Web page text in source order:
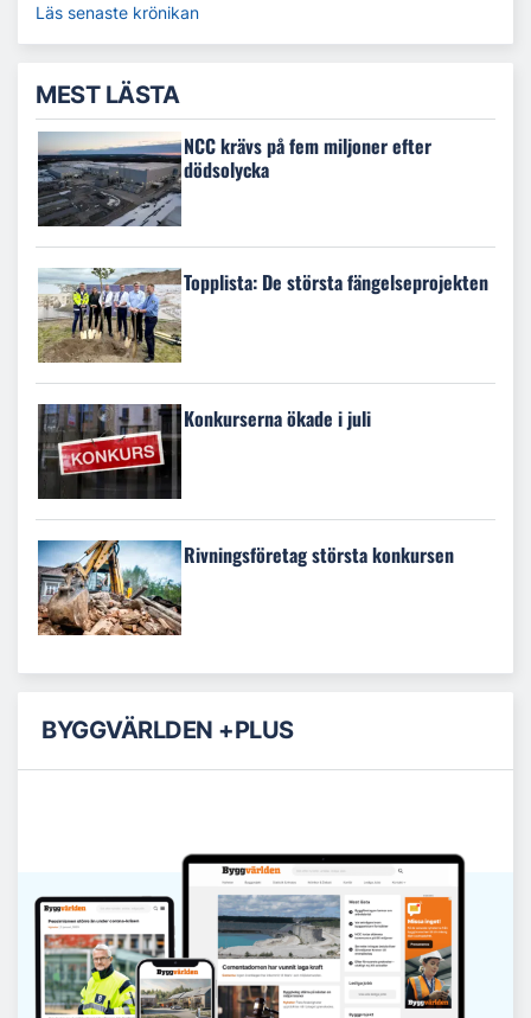
Läs senaste krönikan
MEST LÄSTA
NCC krävs på fem miljoner efter
dödsolycka
Topplista: De största fängelseprojekten
Konkurserna ökade i juli
Rivningsföretag största konkursen
BYGGVÄRLDEN +PLUS